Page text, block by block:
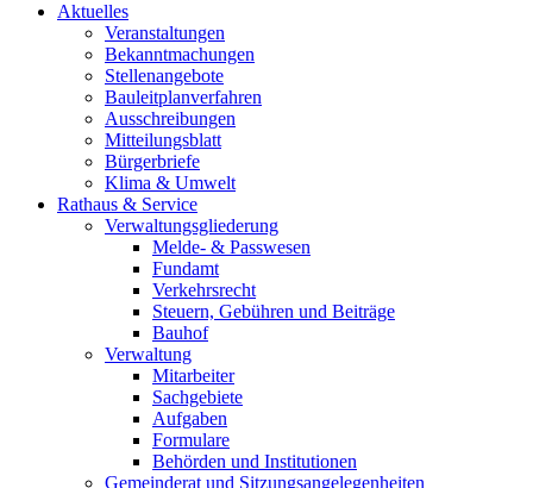
Aktuelles
Veranstaltungen
Bekanntmachungen
Stellenangebote
Bauleitplanverfahren
Ausschreibungen
Mitteilungsblatt
Bürgerbriefe
Klima & Umwelt
Rathaus & Service
Verwaltungsgliederung
Melde- & Passwesen
Fundamt
Verkehrsrecht
Steuern, Gebühren und Beiträge
Bauhof
Verwaltung
Mitarbeiter
Sachgebiete
Aufgaben
Formulare
Behörden und Institutionen
Gemeinderat und Sitzungsangelegenheiten